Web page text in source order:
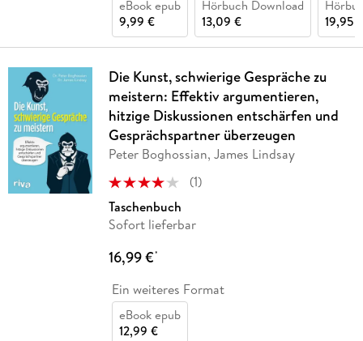
eBook epub
9,99 €
Hörbuch Download
13,09 €
19,95
Die Kunst, schwierige Gespräche zu
meistern: Effektiv argumentieren,
hitzige Diskussionen entschärfen und
Gesprächspartner überzeugen
Peter Boghossian, James Lindsay
(1)
Taschenbuch
Sofort lieferbar
16,99 €*
Ein weiteres Format
eBook epub
12,99 €